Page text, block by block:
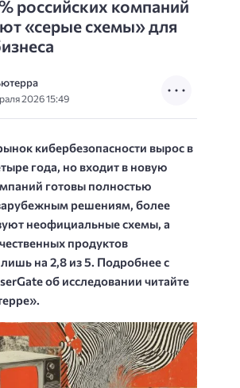
российских компаний
«серые схемы» для
2026 15:49
кибербезопасности вырос в
года, но входит в новую
готовы полностью
решениям, более
неофициальные схемы, а
продуктов
на 2,8 из 5. Подробнее с
об исследовании читайте